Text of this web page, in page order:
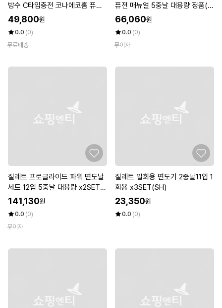
방수 C타입충전 코나에코홈 퓨어
세이브 CS-500
49,800원
0.0 (0)
무료배송
퓨전 매뉴얼 5중날 대용량 정품(S
H)
66,060원
0.0 (0)
무이자
질레트 프로글라이드 파워 면도날
세트 12입 5중날 대용량 x2SET
(SH)
141,130원
0.0 (0)
무이자
질레트 일회용 면도기 2중날11입 1
회용 x3SET(SH)
23,350원
0.0 (0)